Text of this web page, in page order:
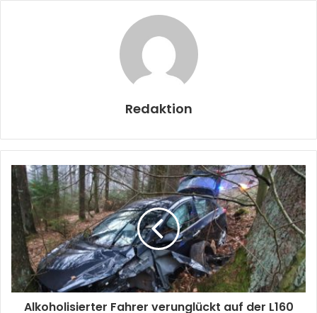
Redaktion
Alkoholisierter Fahrer verunglückt auf der L160